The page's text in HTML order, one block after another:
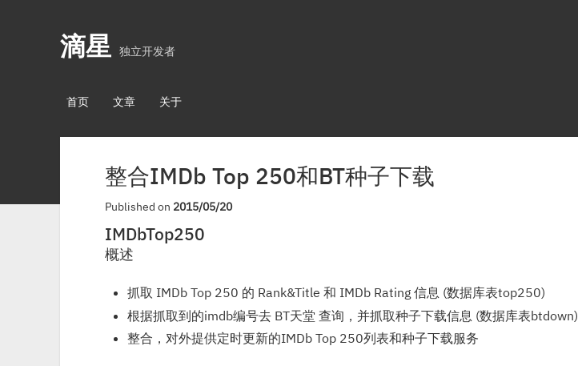
滴星 独立开发者
首页 文章 关于
整合IMDb Top 250和BT种子下载
Published on 2015/05/20
IMDbTop250
概述
抓取 IMDb Top 250 的 Rank&Title 和 IMDb Rating 信息 (数据库表top250)
根据抓取到的imdb编号去 BT天堂 查询，并抓取种子下载信息 (数据库表btdown)
整合，对外提供定时更新的IMDb Top 250列表和种子下载服务